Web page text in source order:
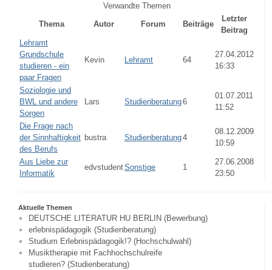
Verwandte Themen
Thema
Autor Forum Beiträge
Letzter
Beitrag
Lehramt
Grundschule
studieren - ein
paar Fragen
Kevin Lehramt 64
27.04.2012
16:33
Soziologie und
BWL und andere
Sorgen
Lars Studienberatung6
01.07.2011
11:52
Die Frage nach
der Sinnhaftigkeit
des Berufs
bustra Studienberatung4
08.12.2009
10:59
Aus Liebe zur
Informatik
edvstudentSonstige 1
27.06.2008
23:50
Aktuelle Themen
DEUTSCHE LITERATUR HU BERLIN (Bewerbung)
erlebnispädagogik (Studienberatung)
Studium Erlebnispädagogik!? (Hochschulwahl)
Musiktherapie mit Fachhochschulreife
studieren? (Studienberatung)